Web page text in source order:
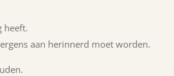
heeft.
aan herinnerd moet worden.